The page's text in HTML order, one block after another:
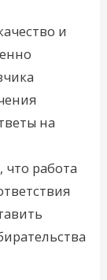
и
на
что работа